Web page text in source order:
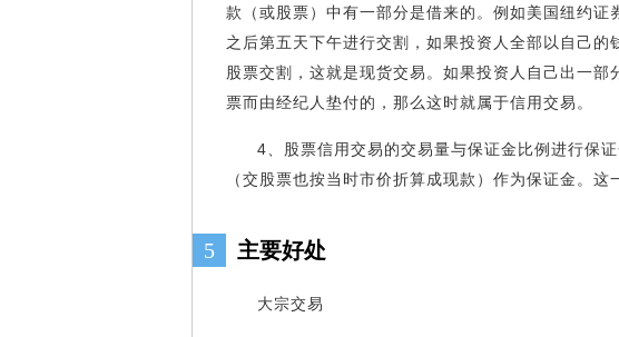
款（或股票）中有一部分是借来的。例如美国纽约证
之后第五天下午进行交割，如果投资人全部以自己
股票交割，这就是现货交易。如果投资人自己出一
票而由经纪人垫付的，那么这时就属于信用交易。
4、股票信用交易的交易量与保证金比例进行保
（交股票也按当时市价折算成现款）作为保证金。
5 主要好处
大宗交易